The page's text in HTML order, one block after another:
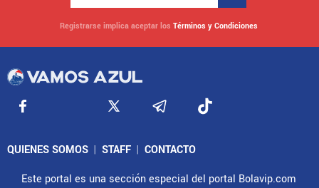
Registrarse implica aceptar los Términos y Condiciones
QUIENES SOMOS | STAFF | CONTACTO
Este portal es una sección especial del portal Bolavip.com